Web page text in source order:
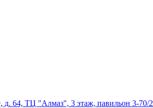
д. 64, ТЦ "Алмаз", 3 этаж, павильон 3-70/2